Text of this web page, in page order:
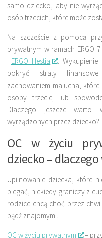
samo dziecko, aby nie
osób trzecich, które może
Na szczęście z pomocą
prywatnym w ramach ERGO
ERGO Hestia
.
pokryć straty
zachowaniem malucha,
osoby trzeciej lub
Dlaczego jeszcze warto
wyrządzonych przez dziecko?
OC w życiu
dziecko –
Upilnowanie dziecka, które
biegać, niekiedy graniczy z
rodzice chcą choć przez
bądź znajomymi.
OC w życiu prywatnym –